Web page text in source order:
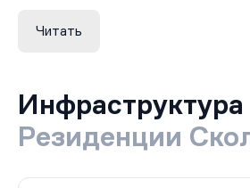
виды на окружающий мир.
великолепными пейзажами и
дома. Лоджии и балконы также
панорамными окнами, приглашая
А для удобства хранения
Читать
Инфраструктура
Резиденции